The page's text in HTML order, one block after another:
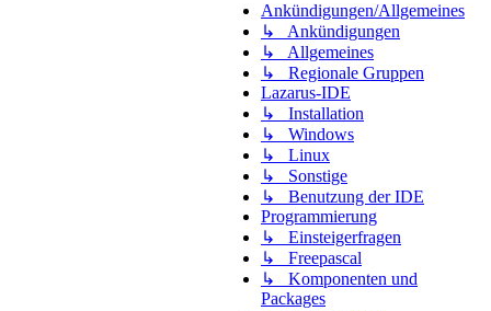
Ankündigungen/Allgemeines
↳ Ankündigungen
↳ Allgemeines
↳ Regionale Gruppen
Lazarus-IDE
↳ Installation
↳ Windows
↳ Linux
↳ Sonstige
↳ Benutzung der IDE
Programmierung
↳ Einsteigerfragen
↳ Freepascal
↳ Komponenten und
Packages